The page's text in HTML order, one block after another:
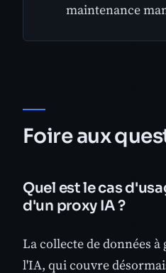
maintenance
Foire aux
Quel est le cas
d'un proxy IA ?
La collecte de données
l'IA, qui couvre